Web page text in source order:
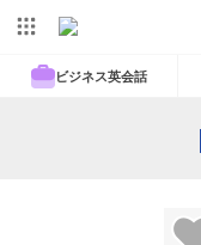
ビジネス英会話